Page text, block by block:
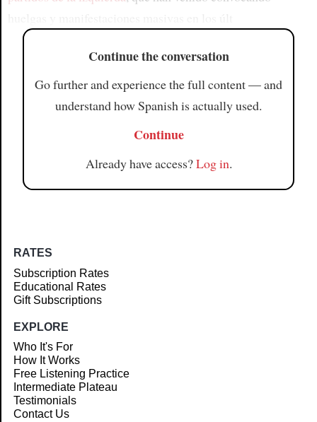
Continue the conversation
Go further and experience the full content — and
understand how Spanish is actually used.
Continue
Already have access?Log in.
RATES
Subscription Rates
Educational Rates
Gift Subscriptions
EXPLORE
Who It's For
How It Works
Free Listening Practice
Intermediate Plateau
Testimonials
Contact Us